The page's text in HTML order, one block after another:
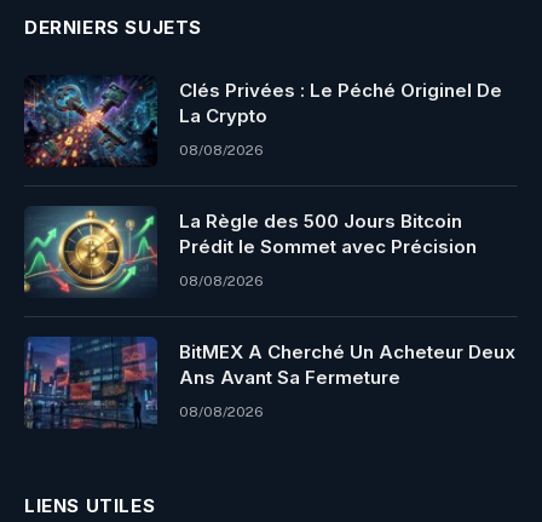
DERNIERS SUJETS
Clés Privées : Le Péché Originel De
La Crypto
08/08/2026
La Règle des 500 Jours Bitcoin
Prédit le Sommet avec Précision
08/08/2026
BitMEX A Cherché Un Acheteur Deux
Ans Avant Sa Fermeture
08/08/2026
LIENS UTILES